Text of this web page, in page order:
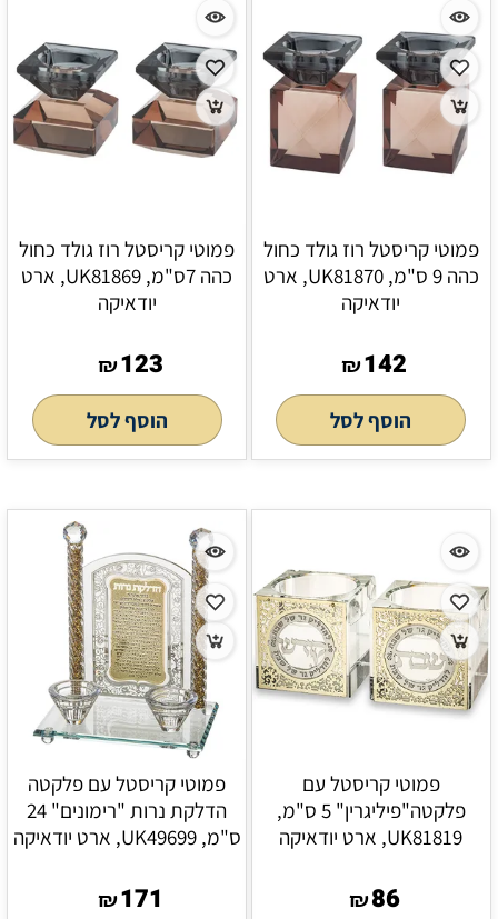
פמוטי קריסטל רוז גולד כחול
כהה 9 ס"מ, UK81870, ארט
יודאיקה
₪142
הוסף לסל
פמוטי קריסטל רוז גולד כחול
כהה 7ס"מ, UK81869, ארט
יודאיקה
₪123
הוסף לסל
פמוטי קריסטל עם
פלקטה"פיליגרין" 5 ס"מ,
UK81819, ארט יודאיקה
₪86
פמוטי קריסטל עם פלקטה
הדלקת נרות "רימונים" 24
ס"מ, UK49699, ארט יודאיקה
₪171